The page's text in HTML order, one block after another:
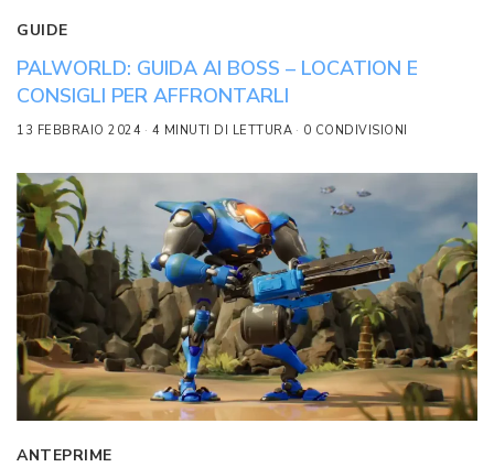
GUIDE
PALWORLD: GUIDA AI BOSS – LOCATION E
CONSIGLI PER AFFRONTARLI
13 FEBBRAIO 2024 4 MINUTI DI LETTURA 0 CONDIVISIONI
ANTEPRIME